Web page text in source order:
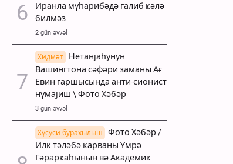
Иранла мүһарибәдә галиб ҝәлә
билмәз
2 gün əvvəl
Хидмәт
Нетанјаһунун
Вашингтона сәфәри заманы Ағ
Евин гаршысында анти-сионист
нүмајиш \ Фото Хәбәр
3 gün əvvəl
Хүсуси бурахылыш
Фото Хәбәр /
Илк тәләбә карваны Үмрә
Гәрарҝаһынын вә Академик